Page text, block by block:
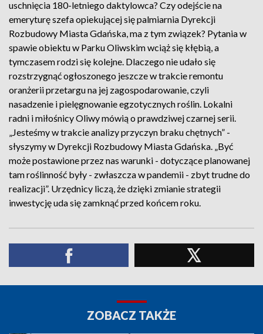
uschnięcia 180-letniego daktylowca? Czy odejście na
emeryturę szefa opiekującej się palmiarnia Dyrekcji
Rozbudowy Miasta Gdańska, ma z tym związek? Pytania w
spawie obiektu w Parku Oliwskim wciąż się kłębią, a
tymczasem rodzi się kolejne. Dlaczego nie udało się
rozstrzygnąć ogłoszonego jeszcze w trakcie remontu
oranżerii przetargu na jej zagospodarowanie, czyli
nasadzenie i pielęgnowanie egzotycznych roślin. Lokalni
radni i miłośnicy Oliwy mówią o prawdziwej czarnej serii.
„Jesteśmy w trakcie analizy przyczyn braku chętnych” -
słyszymy w Dyrekcji Rozbudowy Miasta Gdańska. „Być
może postawione przez nas warunki - dotyczące planowanej
tam roślinność były - zwłaszcza w pandemii - zbyt trudne do
realizacji”. Urzędnicy liczą, że dzięki zmianie strategii
inwestycję uda się zamknąć przed końcem roku.
ZOBACZ TAKŻE